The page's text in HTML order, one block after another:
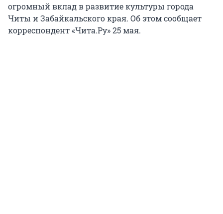
огромный вклад в развитие культуры города
Читы и Забайкальского края. Об этом сообщает
корреспондент «Чита.Ру» 25 мая.